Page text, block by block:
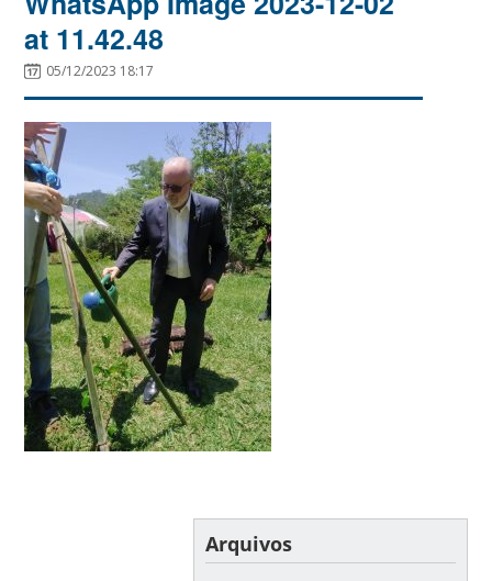
at 11.42.48
05/12/2023 18:17
Arquivos